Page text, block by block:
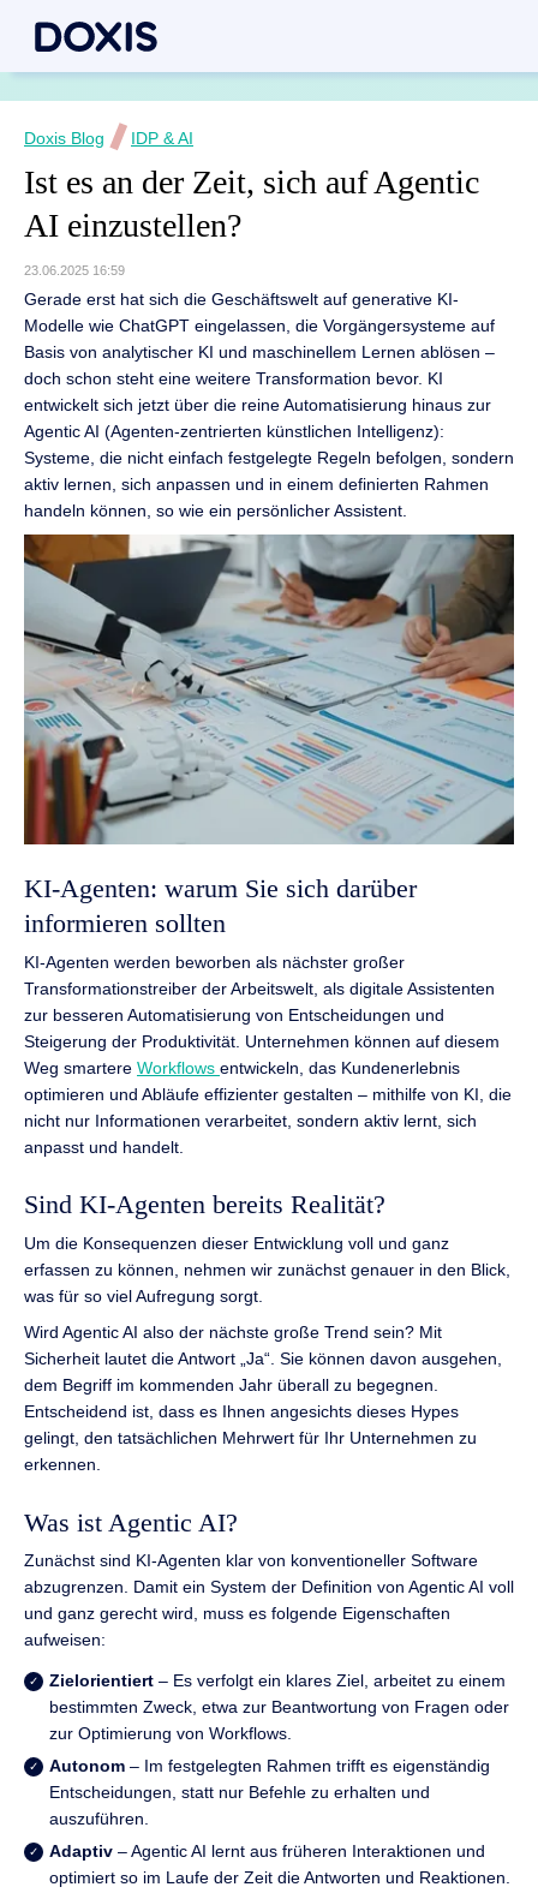
Doxis Blog IDP & AI
Ist es an der Zeit, sich auf Agentic
AI einzustellen?
23.06.2025 16:59
Gerade erst hat sich die Geschäftswelt auf generative KI-
Modelle wie ChatGPT eingelassen, die Vorgängersysteme auf
Basis von analytischer KI und maschinellem Lernen ablösen –
doch schon steht eine weitere Transformation bevor. KI
entwickelt sich jetzt über die reine Automatisierung hinaus zur
Agentic AI (Agenten-zentrierten künstlichen Intelligenz):
Systeme, die nicht einfach festgelegte Regeln befolgen, sondern
aktiv lernen, sich anpassen und in einem definierten Rahmen
handeln können, so wie ein persönlicher Assistent.
KI-Agenten: warum Sie sich darüber
informieren sollten
KI-Agenten werden beworben als nächster großer
Transformationstreiber der Arbeitswelt, als digitale Assistenten
zur besseren Automatisierung von Entscheidungen und
Steigerung der Produktivität. Unternehmen können auf diesem
Weg smartere Workflows entwickeln, das Kundenerlebnis
optimieren und Abläufe effizienter gestalten – mithilfe von KI, die
nicht nur Informationen verarbeitet, sondern aktiv lernt, sich
anpasst und handelt.
Sind KI-Agenten bereits Realität?
Um die Konsequenzen dieser Entwicklung voll und ganz
erfassen zu können, nehmen wir zunächst genauer in den Blick,
was für so viel Aufregung sorgt.
Wird Agentic AI also der nächste große Trend sein? Mit
Sicherheit lautet die Antwort „Ja“. Sie können davon ausgehen,
dem Begriff im kommenden Jahr überall zu begegnen.
Entscheidend ist, dass es Ihnen angesichts dieses Hypes
gelingt, den tatsächlichen Mehrwert für Ihr Unternehmen zu
erkennen.
Was ist Agentic AI?
Zunächst sind KI-Agenten klar von konventioneller Software
abzugrenzen. Damit ein System der Definition von Agentic AI voll
und ganz gerecht wird, muss es folgende Eigenschaften
aufweisen:
Zielorientiert – Es verfolgt ein klares Ziel, arbeitet zu einem
bestimmten Zweck, etwa zur Beantwortung von Fragen oder
zur Optimierung von Workflows.
Autonom – Im festgelegten Rahmen trifft es eigenständig
Entscheidungen, statt nur Befehle zu erhalten und
auszuführen.
Adaptiv – Agentic AI lernt aus früheren Interaktionen und
optimiert so im Laufe der Zeit die Antworten und Reaktionen.